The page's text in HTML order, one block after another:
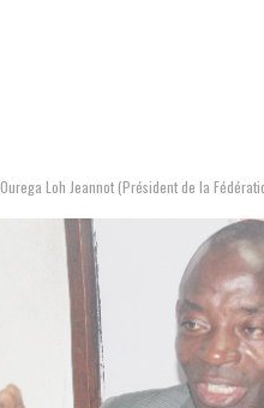
Ourega Loh Jeannot (Président de la